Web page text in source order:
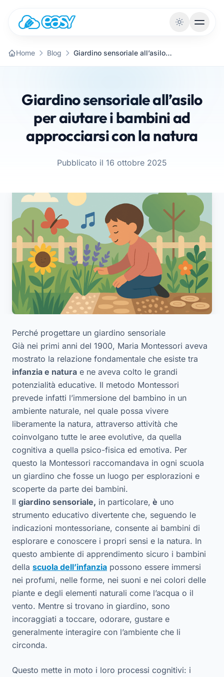
Home Blog Giardino sensoriale all’asilo per aiutare i bambini ad approcciarsi con la natura
Giardino sensoriale all’asilo
per aiutare i bambini ad
approcciarsi con la natura
Pubblicato il 16 ottobre 2025
Perché progettare un giardino sensoriale
Già nei primi anni del 1900, Maria Montessori aveva
mostrato la relazione fondamentale che esiste tra
infanzia e natura e ne aveva colto le grandi
potenzialità educative. Il metodo Montessori
prevede infatti l’immersione del bambino in un
ambiente naturale, nel quale possa vivere
liberamente la natura, attraverso attività che
coinvolgano tutte le aree evolutive, da quella
cognitiva a quella psico-fisica ed emotiva. Per
questo la Montessori raccomandava in ogni scuola
un giardino che fosse un luogo per esplorazioni e
scoperte da parte dei bambini.
Il giardino sensoriale, in particolare, è uno
strumento educativo divertente che, seguendo le
indicazioni montessoriane, consente ai bambini di
esplorare e conoscere i propri sensi e la natura. In
questo ambiente di apprendimento sicuro i bambini
della scuola dell’infanzia possono essere immersi
nei profumi, nelle forme, nei suoni e nei colori delle
piante e degli elementi naturali come l’acqua o il
vento. Mentre si trovano in giardino, sono
incoraggiati a toccare, odorare, gustare e
generalmente interagire con l’ambiente che li
circonda.
Questo mette in moto i loro processi cognitivi: i